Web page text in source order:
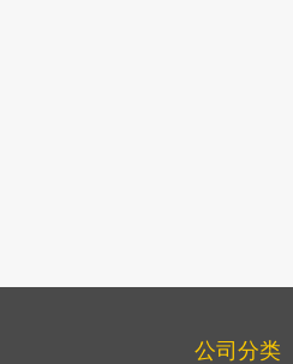
公司分类